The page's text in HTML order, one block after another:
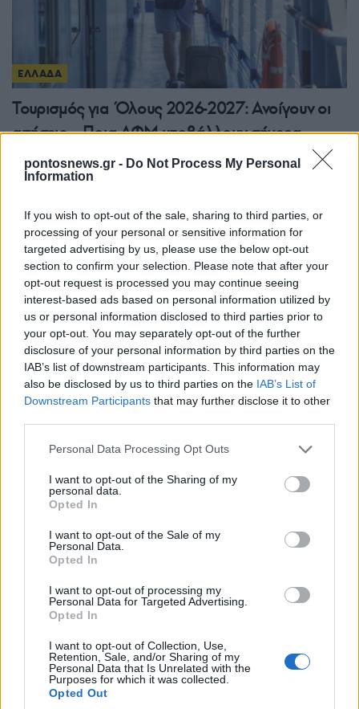
pontosnews.gr - Do Not Process My Personal
Information
If you wish to opt-out of the sale, sharing to third parties, or
processing of your personal or sensitive information for
targeted advertising by us, please use the below opt-out
section to confirm your selection. Please note that after your
opt-out request is processed you may continue seeing
interest-based ads based on personal information utilized by
us or personal information disclosed to third parties prior to
your opt-out. You may separately opt-out of the further
disclosure of your personal information by third parties on the
IAB’s list of downstream participants. This information may
also be disclosed by us to third parties on the IAB’s List of
Downstream Participants that may further disclose it to other
Please note that this website/app uses one or more Google
not limited to your visit or usage behaviour. You may click to
grant or deny consent to Google and its third-party tags to
use your data for below specified purposes in below Google
consent section.
Personal Data Processing Opt Outs
I want to opt-out of the Sharing of my
personal data.
Opted In
I want to opt-out of the Sale of my
Personal Data.
Opted In
I want to opt-out of processing my
Personal Data for Targeted Advertising.
Opted In
I want to opt-out of Collection, Use,
Retention, Sale, and/or Sharing of my
Personal Data that Is Unrelated with the
Purposes for which it was collected.
Opted Out
ΕΛΛΑΔΑ
Τουρισμός για Όλους 2026-2027: Ανοίγουν οι
αιτήσεις – Ποια ΑΦΜ υποβάλλουν σήμερα
ΕΛΛΑΔΑ
Άντριου Χάτσινσον: Ο Βρετανός πιλότος που
κατάφερε να διασωθεί, δευτερόλεπτα πριν
συντριβεί το ελικόπτερο στην Ψάθα
ΕΛΛΑΔΑ